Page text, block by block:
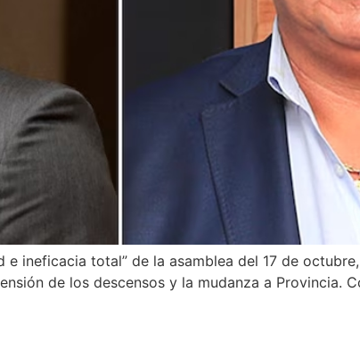
ineficacia total” de la asamblea del 17 de
de los descensos y la mudanza a Provincia.